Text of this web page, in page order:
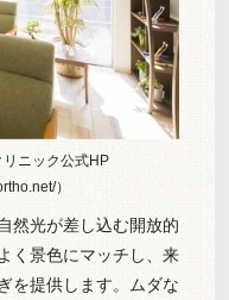
ニック公式HP
）
然光が差し込む開放的
く景色にマッチし、来
を提供します。ムダな